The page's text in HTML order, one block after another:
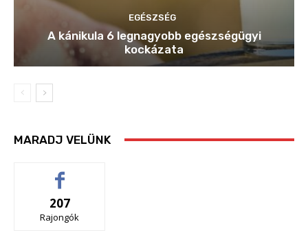
EGÉSZSÉG
A kánikula 6 legnagyobb egészségügyi
kockázata
MARADJ VELÜNK
207
Rajongók